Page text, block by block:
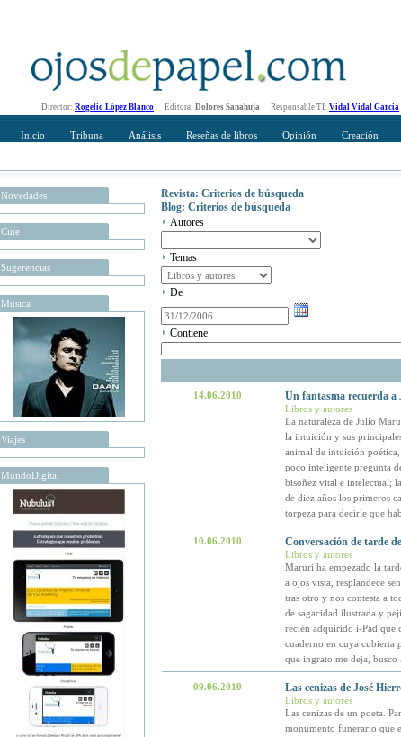
Director: Rogelio López Blanco Editora: Dolores Sanahuja Responsable TI: Vidal Vidal Garcia
Inicio Tribuna Análisis Reseñas de libros Opinión Creación
Novedades
Cine
Sugerencias
Música
Viajes
MundoDigital
Revista: Criterios de búsqueda
Blog: Criterios de búsqueda
Autores
Temas
De
Contiene
14.06.2010 Un fantasma recuerda
Libros y autores
La naturaleza de Julio
la intuición y sus
animal de intuición
poco inteligente pregunta
bisoñez vital e intelectual;
de diez años los primeros
torpeza para decirle que
10.06.2010 Conversación de tarde
Libros y autores
Maruri ha empezado la
a ojos vista, resplandece
tras otro y nos contesta a
de sagacidad ilustrada y
recién adquirido i-Pad que
cuaderno en cuya cubierta
que ingrato me deja, busco
09.06.2010 Las cenizas de José
Libros y autores
Las cenizas de un poeta.
monumento funerario que